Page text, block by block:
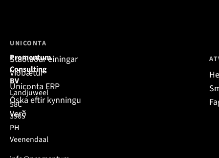
Promentum
Consulting
BV
Landjuweel
58C
3905
PH
Veenendaal
UNICONTA
Staðlaðar einingar
Viðbætur
Uniconta ERP
Óska eftir kynningu
Verð